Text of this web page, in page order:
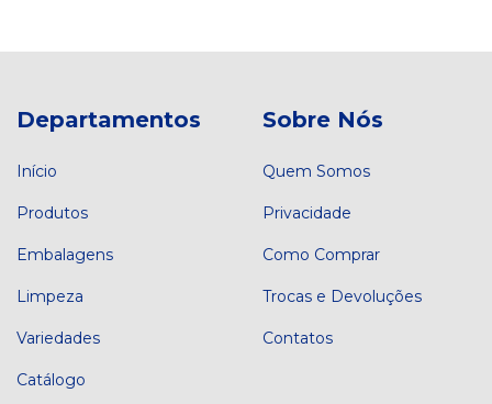
Departamentos
Início
Produtos
Embalagens
Limpeza
Variedades
Catálogo
Sobre Nós
Quem Somos
Privacidade
Como Comprar
Trocas e Devoluções
Contatos